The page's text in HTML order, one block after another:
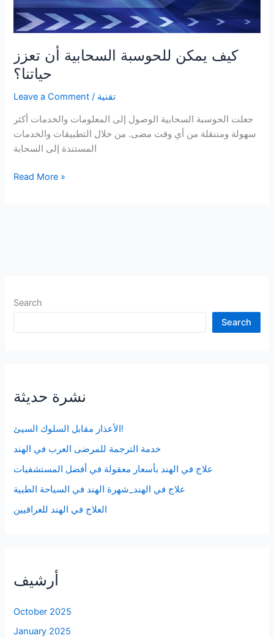
كيف يمكن للحوسبة السحابية أن تعزز
حياتنا؟
Leave a Comment / تقنية
جعلت الحوسبة السحابية الوصول إلى المعلومات والخدمات أكثر
سهولة ومتنقلة من أي وقت مضى. من خلال التطبيقات والخدمات
المستندة إلى السحابة
كيف
Read More »
Search
Search
نشرة حديثة
الأعذار مقابل السلوك السيئ!
خدمة الترجمة للمرضى العرب في الهند
علاج في الهند بأسعار معقولة في أفضل المستشفيات
علاج في الهند_شهرة الهند في السياحة الطبية
العلاج في الهند للعراقيين
أرشيف
October 2025
January 2025